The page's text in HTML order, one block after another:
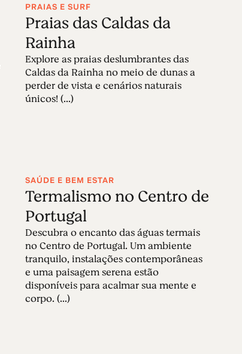
PRAIAS E SURF
Praias das Caldas da
Rainha
Explore as praias deslumbrantes das
Caldas da Rainha no meio de dunas a
perder de vista e cenários naturais
únicos! (...)
SAÚDE E BEM ESTAR
Termalismo no Centro de
Portugal
Descubra o encanto das águas termais
no Centro de Portugal. Um ambiente
tranquilo, instalações contemporâneas
e uma paisagem serena estão
disponíveis para acalmar sua mente e
corpo. (...)